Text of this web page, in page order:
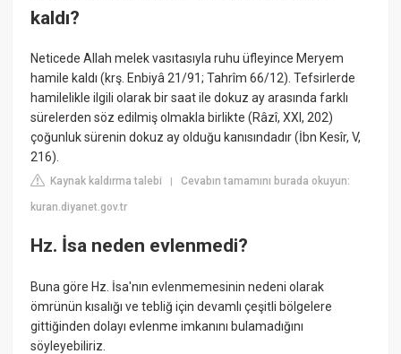
kaldı?
Neticede Allah melek vasıtasıyla ruhu üfleyince Meryem
hamile kaldı (krş. Enbiyâ 21/91; Tahrîm 66/12). Tefsirlerde
hamilelikle ilgili olarak bir saat ile dokuz ay arasında farklı
sürelerden söz edilmiş olmakla birlikte (Râzî, XXI, 202)
çoğunluk sürenin dokuz ay olduğu kanısındadır (İbn Kesîr, V,
216).
Kaynak kaldırma talebi |Cevabın tamamını burada okuyun:
kuran.diyanet.gov.tr
Hz. İsa neden evlenmedi?
Buna göre Hz. İsa'nın evlenmemesinin nedeni olarak
ömrünün kısalığı ve tebliğ için devamlı çeşitli bölgelere
gittiğinden dolayı evlenme imkanını bulamadığını
söyleyebiliriz.